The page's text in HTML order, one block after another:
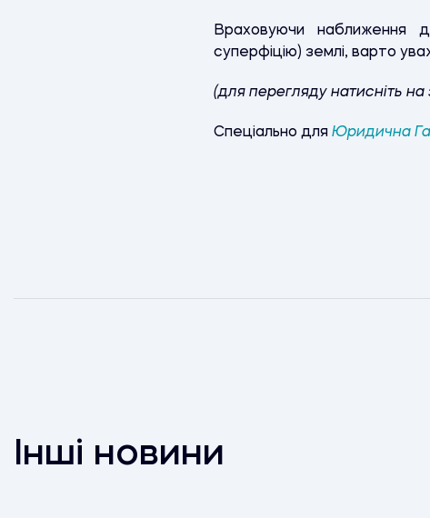
Враховуючи наближення
суперфіцію) землі, варто
(для перегляду натисніть
Спеціально для Юридична
Інші новини